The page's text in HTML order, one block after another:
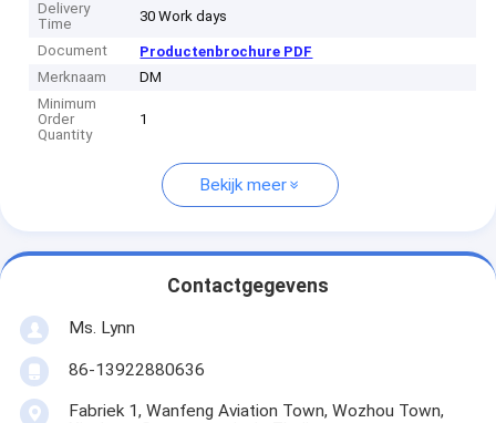
Delivery
Time
30 Work days
Document
Productenbrochure PDF
Merknaam
DM
Minimum
Order
Quantity
1
Bekijk meer
Contactgegevens
Ms. Lynn
86-13922880636
Fabriek 1, Wanfeng Aviation Town, Wozhou Town,